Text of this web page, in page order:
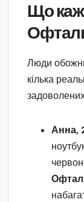
Що
Люди
кілька
Анна,